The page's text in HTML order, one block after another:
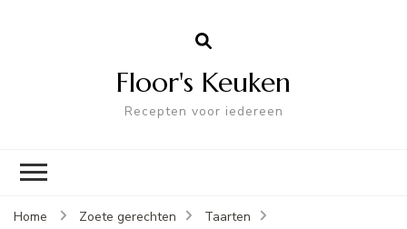
Floor's Keuken
Recepten voor iedereen
Home Zoete gerechten
Taarten